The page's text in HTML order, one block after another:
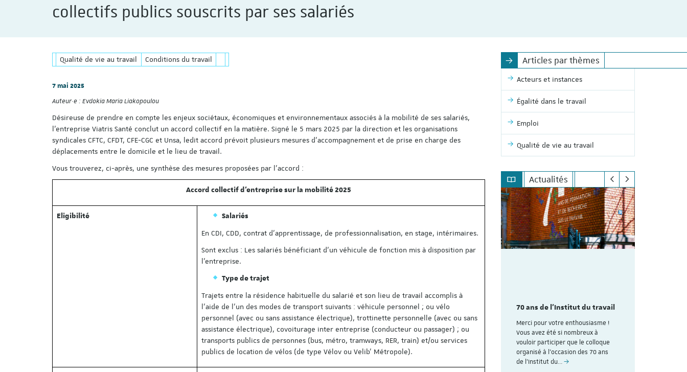
collectifs publics souscrits par ses salariés
Qualité de vie au travail Conditions du travail
7 mai 2025
Auteur·e : Evdokia Maria Liakopoulou
Désireuse de prendre en compte les enjeux sociétaux, économiques et environnementaux associés à la mobilité de ses salariés,
l’entreprise Viatris Santé conclut un accord collectif en la matière. Signé le 5 mars 2025 par la direction et les organisations
syndicales CFTC, CFDT, CFE-CGC et Unsa, ledit accord prévoit plusieurs mesures d’accompagnement et de prise en charge des
déplacements entre le domicile et le lieu de travail.
Vous trouverez, ci-après, une synthèse des mesures proposées par l’accord :
Accord collectif d’entreprise sur la mobilité 2025
Eligibilité
Salariés
En CDI, CDD, contrat d’apprentissage, de professionnalisation, en stage, intérimaires.
Sont exclus : Les salariés bénéficiant d’un véhicule de fonction mis à disposition par
l’entreprise.
Type de trajet
Trajets entre la résidence habituelle du salarié et son lieu de travail accomplis à
l’aide de l’un des modes de transport suivants : véhicule personnel ; ou vélo
personnel (avec ou sans assistance électrique), trottinette personnelle (avec ou sans
assistance électrique), covoiturage inter entreprise (conducteur ou passager) ; ou
transports publics de personnes (bus, métro, tramways, RER, train) et/ou services
publics de location de vélos (de type Vélov ou Velib’ Métropole).
Articles par thèmes
Acteurs et instances
Égalité dans le travail
Emploi
Qualité de vie au travail
Actualités
colloque pluridisciplinaire
organisé à l'occasion des 70
ans de l'Institut du travail de
Strasbourg !
Voici le lien pour vous inscrire (Les
personnes déjà inscrites suite au
70 ans de l'Institut du travail
Merci pour votre enthousiasme !
Vous avez été si nombreux à
vouloir participer que le colloque
organisé à l'occasion des 70 ans
de l’Institut du…